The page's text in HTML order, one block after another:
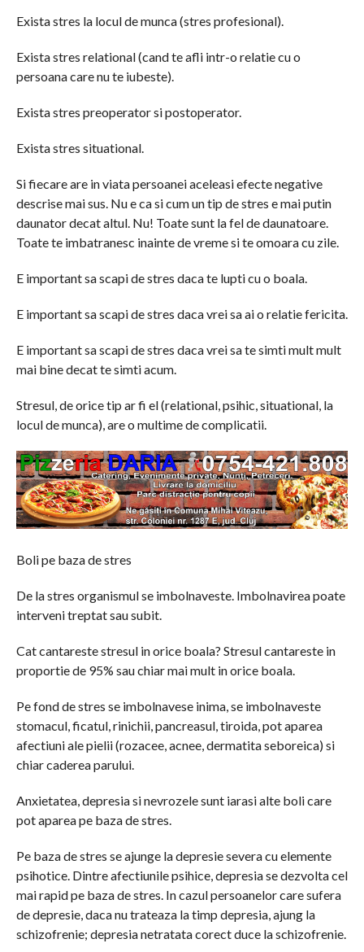
Exista stres la locul de munca (stres profesional).
Exista stres relational (cand te afli intr-o relatie cu o
persoana care nu te iubeste).
Exista stres preoperator si postoperator.
Exista stres situational.
Si fiecare are in viata persoanei aceleasi efecte negative
descrise mai sus. Nu e ca si cum un tip de stres e mai putin
daunator decat altul. Nu! Toate sunt la fel de daunatoare.
Toate te imbatranesc inainte de vreme si te omoara cu zile.
E important sa scapi de stres daca te lupti cu o boala.
E important sa scapi de stres daca vrei sa ai o relatie fericita.
E important sa scapi de stres daca vrei sa te simti mult mult
mai bine decat te simti acum.
Stresul, de orice tip ar fi el (relational, psihic, situational, la
locul de munca), are o multime de complicatii.
Boli pe baza de stres
De la stres organismul se imbolnaveste. Imbolnavirea poate
interveni treptat sau subit.
Cat cantareste stresul in orice boala? Stresul cantareste in
proportie de 95% sau chiar mai mult in orice boala.
Pe fond de stres se imbolnavese inima, se imbolnaveste
stomacul, ficatul, rinichii, pancreasul, tiroida, pot aparea
afectiuni ale pielii (rozacee, acnee, dermatita seboreica) si
chiar caderea parului.
Anxietatea, depresia si nevrozele sunt iarasi alte boli care
pot aparea pe baza de stres.
Pe baza de stres se ajunge la depresie severa cu elemente
psihotice. Dintre afectiunile psihice, depresia se dezvolta cel
mai rapid pe baza de stres. In cazul persoanelor care sufera
de depresie, daca nu trateaza la timp depresia, ajung la
schizofrenie; depresia netratata corect duce la schizofrenie.